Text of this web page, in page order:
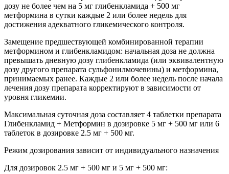
дозу не более чем на 5 мг глибенкламида + 500 мг
метформина в сутки каждые 2 или более недель для
достижения адекватного гликемического контроля.
Замещение предшествующей комбинированной терапии
метформином и глибенкламидом: начальная доза не должна
превышать дневную дозу глибенкламида (или эквивалентную
дозу другого препарата сульфонилмочевины) и метформина,
принимаемых ранее. Каждые 2 или более недель после начала
лечения дозу препарата корректируют в зависимости от
уровня гликемии.
Максимальная суточная доза составляет 4 таблетки препарата
Глибенкламид + Метформин в дозировке 5 мг + 500 мг или 6
таблеток в дозировке 2.5 мг + 500 мг.
Режим дозирования зависит от индивидуального назначения
Для дозировок 2.5 мг + 500 мг и 5 мг + 500 мг: